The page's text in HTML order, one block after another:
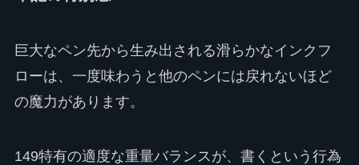
巨大なペン先から生み出される滑らかなインクフ
ローは、一度味わうと他のペンには戻れないほど
の魔力があります。
149特有の適度な重量バランスが、書くという行為